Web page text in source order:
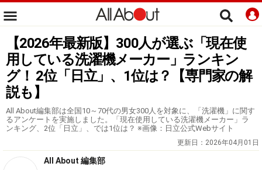
【2026年最新版】300人が選ぶ「現在使
用している洗濯機メーカー」ランキン
グ！ 2位「日立」、1位は？【専門家の解
説も】
All About編集部は全国10～70代の男女300人を対象に、「洗濯機」に関す
るアンケートを実施しました。「現在使用している洗濯機メーカー」ラ
ンキング、2位「日立」、では1位は？ ※画像：日立公式Webサイト
更新日： 2026年04月01日
All About 編集部